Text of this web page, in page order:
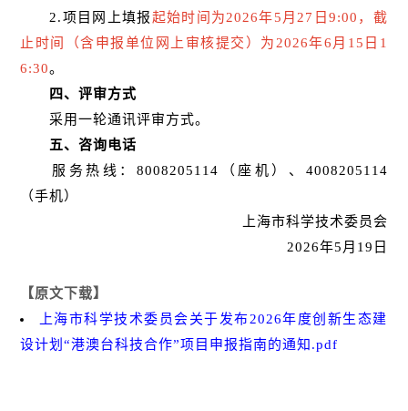
2.项目网上填报起始时间为2026年5月27日9:00，截
止时间（含申报单位网上审核提交）为2026年6月15日1
6:30。
四、评审方式
采用一轮通讯评审方式。
五、咨询电话
服务热线：8008205114（座机）、4008205114
（手机）
上海市科学技术委员会
2026年5月19日
【原文下载】
上海市科学技术委员会关于发布2026年度创新生态建
设计划“港澳台科技合作”项目申报指南的通知.pdf